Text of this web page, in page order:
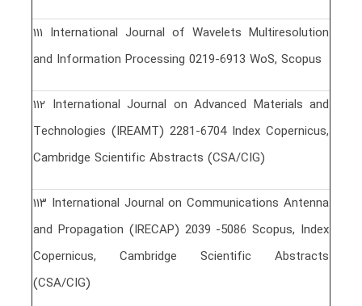
١١١ International Journal of Wavelets Multiresolution
and Information Processing 0219-6913 WoS, Scopus
١١٢ International Journal on Advanced Materials and
Technologies (IREAMT) 2281-6704 Index Copernicus,
Cambridge Scientific Abstracts (CSA/CIG)
١١٣ International Journal on Communications Antenna
and Propagation (IRECAP) 2039 -5086 Scopus, Index
Copernicus, Cambridge Scientific Abstracts
(CSA/CIG)